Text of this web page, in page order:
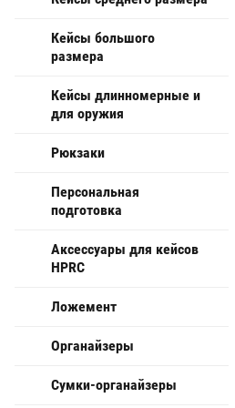
Кейсы большого
размера
Кейсы длинномерные и
для оружия
Рюкзаки
Персональная
подготовка
Аксессуары для кейсов
HPRC
Ложемент
Органайзеры
Сумки-органайзеры